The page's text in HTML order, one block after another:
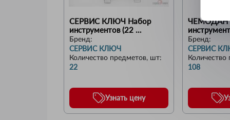
СЕРВИС КЛЮЧ Набор
инструментов (22
предмета)
Бренд:
СЕРВИС КЛЮЧ
Количество предметов, шт:
22
Узнать цену
ЧЕМОДАН
предметов)
Бренд:
СЕРВИС
108